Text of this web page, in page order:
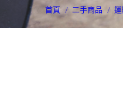
您在這裡：
首頁 二手商品